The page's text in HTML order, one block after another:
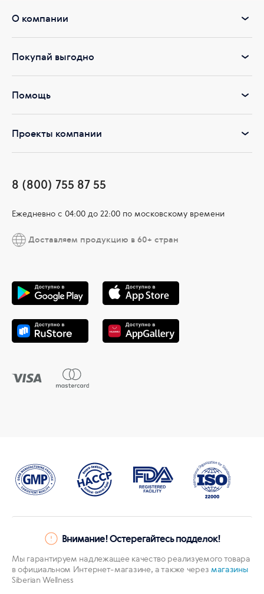
О компании
Покупай выгодно
Помощь
Проекты компании
8 (800) 755 87 55
Ежедневно c 04:00 до 22:00 по московскому времени
Доставляем продукцию в 60+ стран
Внимание! Остерегайтесь подделок!
Мы гарантируем надлежащее качество реализуемого товара
в официальном Интернет-магазине, а также через магазины
Siberian Wellness